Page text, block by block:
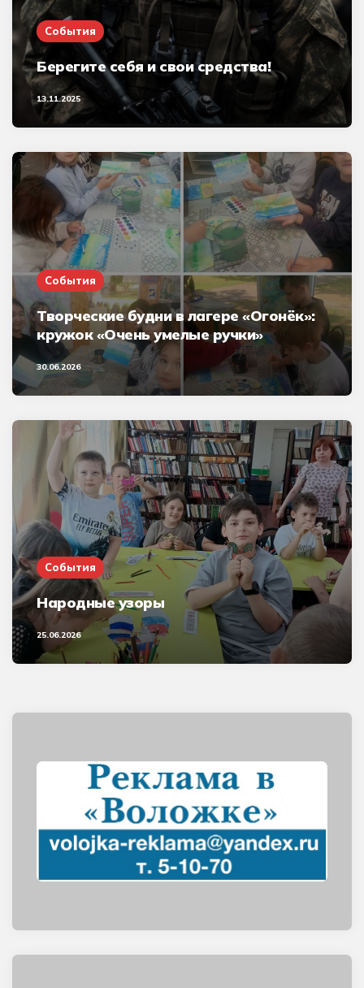
События
Берегите себя и свои средства!
13.11.2025
События
Творческие будни в лагере «Огонёк»:
кружок «Очень умелые ручки»
30.06.2026
События
Народные узоры
25.06.2026